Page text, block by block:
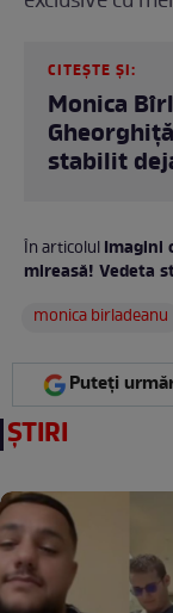
CITEȘTE ȘI:
Monica
stabilit
În articolulImagini
mireasă! Vedeta
monica birladeanu
Puteți
ȘTIRI